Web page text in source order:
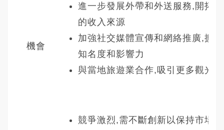
機會
進一步發展外帶和外送服務,開拓新
的收入來源
加強社交媒體宣傳和網絡推廣,擴大
知名度和影響力
與當地旅遊業合作,吸引更多觀光客
競爭激烈,需不斷創新以保持市場地